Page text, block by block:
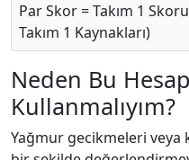
Par Skor = Takım 1
Takım 1 Kaynakları)
Neden Bu
Kullanmalıyım?
Yağmur gecikmeleri veya